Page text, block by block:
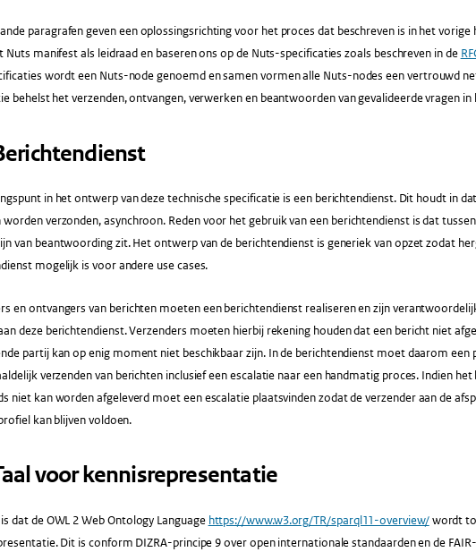
paragrafen geven een oplossingsrichting voor het proces dat beschreven is in het
Nuts manifest als leidraad en baseren ons op de Nuts-specificaties zoals beschreven in de
wordt een Nuts-node genoemd en samen vormen alle Nuts-nodes een vertrouwd
behelst het verzenden, ontvangen, verwerken en beantwoorden van gevalideerde vragen
in het ontwerp van deze technische specificatie is een berichtendienst. Dit houdt in
worden verzonden, asynchroon. Reden voor het gebruik van een berichtendienst is dat
van beantwoording zit. Het ontwerp van de berichtendienst is generiek van opzet zodat
mogelijk is voor andere use cases.
en ontvangers van berichten moeten een berichtendienst realiseren en zijn
deze berichtendienst. Verzenders moeten hierbij rekening houden dat een bericht niet
partij kan op enig moment niet beschikbaar zijn. In de berichtendienst moet daarom een
verzenden van berichten inclusief een escalatie naar een handmatig proces. Indien
niet kan worden afgeleverd moet een escalatie plaatsvinden zodat de verzender aan de
kan blijven voldoen.
voor kennisrepresentatie
dat de OWL 2 Web Ontology Language https://www.w3.org/TR/sparql11-overview/wordt
Dit is conform DIZRA-principe 9 over open internationale standaarden en de